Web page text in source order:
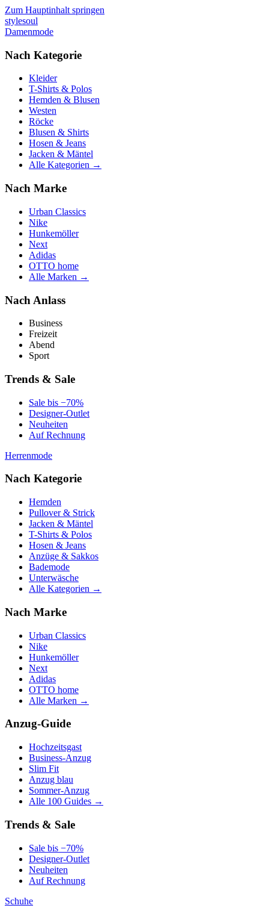
Zum Hauptinhalt springen
stylesoul
Damenmode
Nach Kategorie
Kleider
T-Shirts & Polos
Hemden & Blusen
Westen
Röcke
Blusen & Shirts
Hosen & Jeans
Jacken & Mäntel
Alle Kategorien →
Nach Marke
Urban Classics
Nike
Hunkemöller
Next
Adidas
OTTO home
Alle Marken →
Nach Anlass
Business
Freizeit
Abend
Sport
Trends & Sale
Sale bis −70%
Designer-Outlet
Neuheiten
Auf Rechnung
Herrenmode
Nach Kategorie
Hemden
Pullover & Strick
Jacken & Mäntel
T-Shirts & Polos
Hosen & Jeans
Anzüge & Sakkos
Bademode
Unterwäsche
Alle Kategorien →
Nach Marke
Urban Classics
Nike
Hunkemöller
Next
Adidas
OTTO home
Alle Marken →
Anzug-Guide
Hochzeitsgast
Business-Anzug
Slim Fit
Anzug blau
Sommer-Anzug
Alle 100 Guides →
Trends & Sale
Sale bis −70%
Designer-Outlet
Neuheiten
Auf Rechnung
Schuhe